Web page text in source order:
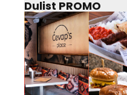
Dulist PROMO